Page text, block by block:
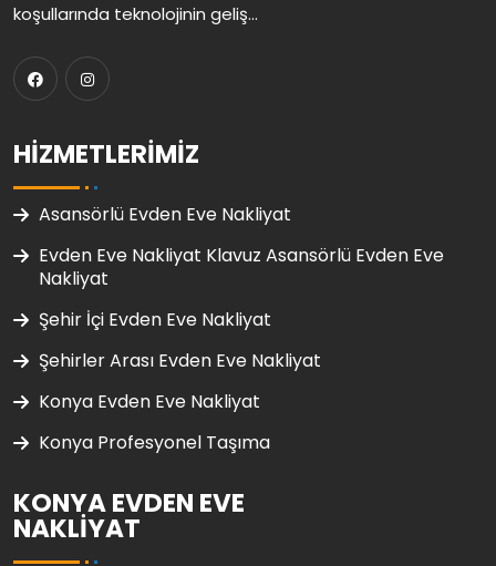
koşullarında teknolojinin geliş...
HIZMETLERIMIZ
Asansörlü Evden Eve Nakliyat
Evden Eve Nakliyat Klavuz Asansörlü Evden Eve
Nakliyat
Şehir İçi Evden Eve Nakliyat
Şehirler Arası Evden Eve Nakliyat
Konya Evden Eve Nakliyat
Konya Profesyonel Taşıma
KONYA EVDEN EVE
NAKLIYAT